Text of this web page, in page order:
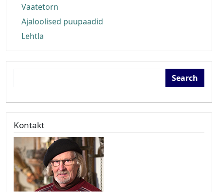
Vaatetorn
Ajaloolised puupaadid
Lehtla
Kontakt